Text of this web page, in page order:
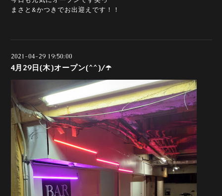
まさと&かつきでお出迎えです！！
2021-04-29 19:50:00
4月29日(木)オープン(^^)/☂️